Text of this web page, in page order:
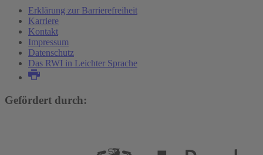
Erklärung zur Barrierefreiheit
Karriere
Kontakt
Impressum
Datenschutz
Das RWI in Leichter Sprache
Gefördert durch: